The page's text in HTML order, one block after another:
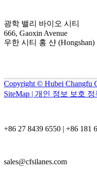
광학 밸리 바이오 시티
666, Gaoxin Avenue
우한 시티 홍 샨 (Hongshan)
Copyright © Hubei Changfu
SiteMap | 개인 정보 보호 정
+86 27 8439 6550 | +86 181
sales@cfsilanes.com